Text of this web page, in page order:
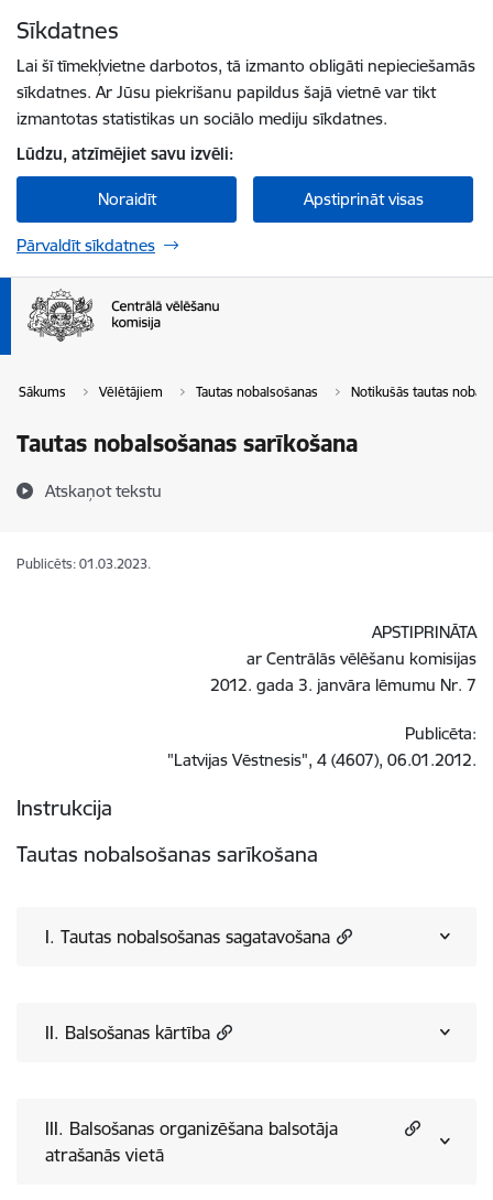
Sīkdatnes
Lai šī tīmekļvietne darbotos, tā izmanto obligāti nepieciešamās
sīkdatnes. Ar Jūsu piekrišanu papildus šajā vietnē var tikt
izmantotas statistikas un sociālo mediju sīkdatnes.
Lūdzu, atzīmējiet savu izvēli:
Noraidīt Apstiprināt visas
Pārvaldīt sīkdatnes
Sākums Vēlētājiem Tautas nobalsošanas Notikušās tautas
Tautas nobalsošanas sarīkošana
Atskaņot tekstu
Publicēts: 01.03.2023.
APSTIPRINĀTA
ar Centrālās vēlēšanu komisijas
2012. gada 3. janvāra lēmumu Nr. 7
Publicēta:
"Latvijas Vēstnesis", 4 (4607), 06.01.2012.
Instrukcija
Tautas nobalsošanas sarīkošana
I. Tautas nobalsošanas sagatavošana
II. Balsošanas kārtība
III. Balsošanas organizēšana balsotāja
atrašanās vietā